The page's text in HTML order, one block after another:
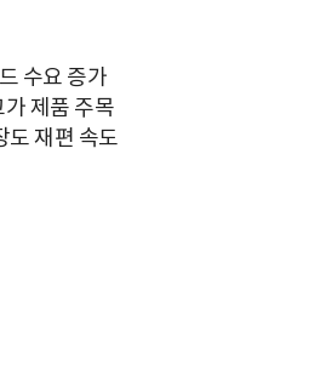
수요 증가
제품 주목
도 재편 속도